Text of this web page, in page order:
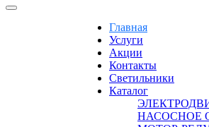
Главная
Услуги
Акции
Контакты
Светильники
Каталог
НАСОСНОЕ